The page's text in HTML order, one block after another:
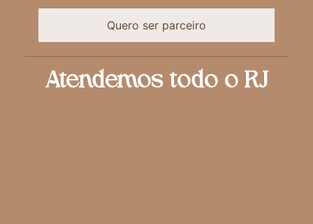
Quero ser parceiro
Atendemos todo o RJ